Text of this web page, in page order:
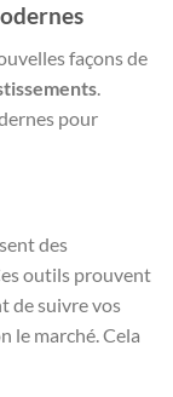
façons de
pour
des
outils prouvent
de suivre vos
le marché. Cela